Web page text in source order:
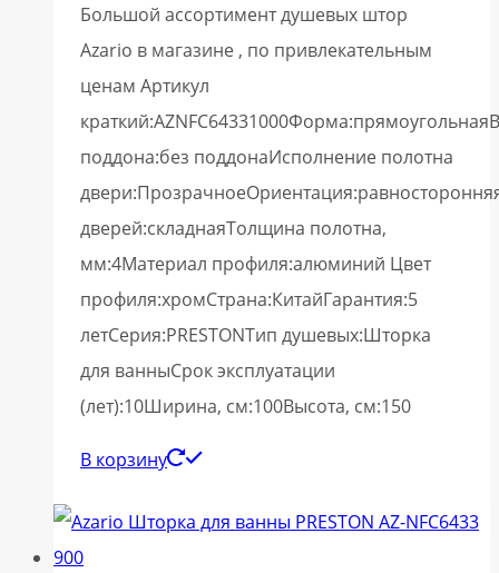
Большой ассортимент душевых штор
Azario в магазине , по привлекательным
ценам Артикул
поддона:без поддонаИсполнение полотна
дверей:складнаяТолщина полотна,
мм:4Материал профиля:алюминий Цвет
профиля:хромСтрана:КитайГарантия:5
летСерия:PRESTONТип душевых:Шторка
для ванныСрок эксплуатации
(лет):10Ширина, см:100Высота, см:150
В корзину